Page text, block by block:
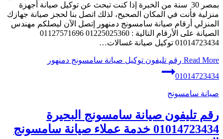
بمصر 30 سنة من الخبرة إذا كنت تبحث عن توكيل صيانة أجهزة
منزلية فأنت في المكان الصحيح، لذلك اتصل بنا لحجز صيانة جهازك
المنزلي أرقام صيانة سامسونج دمنهور إتصل الآن ليصلكم مهندس
الصيانة على الأرقام التالية : 01225025360 01127571696
01014723434 توكيل صيانة غسالات…
Read More رقم تليفون توكيل صيانة سامسونج دمنهور
01014723434
صيانة سامسونج
رقم تليفون صيانة سامسونج البحيرة
01014723434 خدمة عملاء صيانة سامسونج